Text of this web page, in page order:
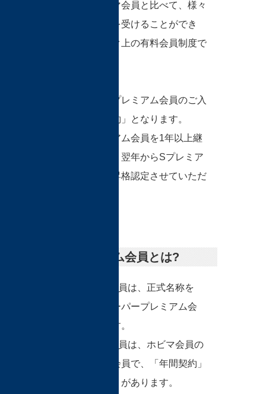
な一般のホビマ会員と比べて、様々
な特典や優待を受けることができ
る、ワンランク上の有料会員制度で
原則として、プレミアム会員のご入
会は「月間契約」となります。
また、プレミアム会員を1年以上継
続された方は、翌年からSプレミア
ム会員として昇格認定させていただ
Sプレミアム会員とは?
Sプレミアム会員は、正式名称を
『ホビマ・スーパープレミアム会
員』と言います。
Sプレミアム会員は、ホビマ会員の
中での最高位会員で、「年間契約」
と「月間契約」があります。